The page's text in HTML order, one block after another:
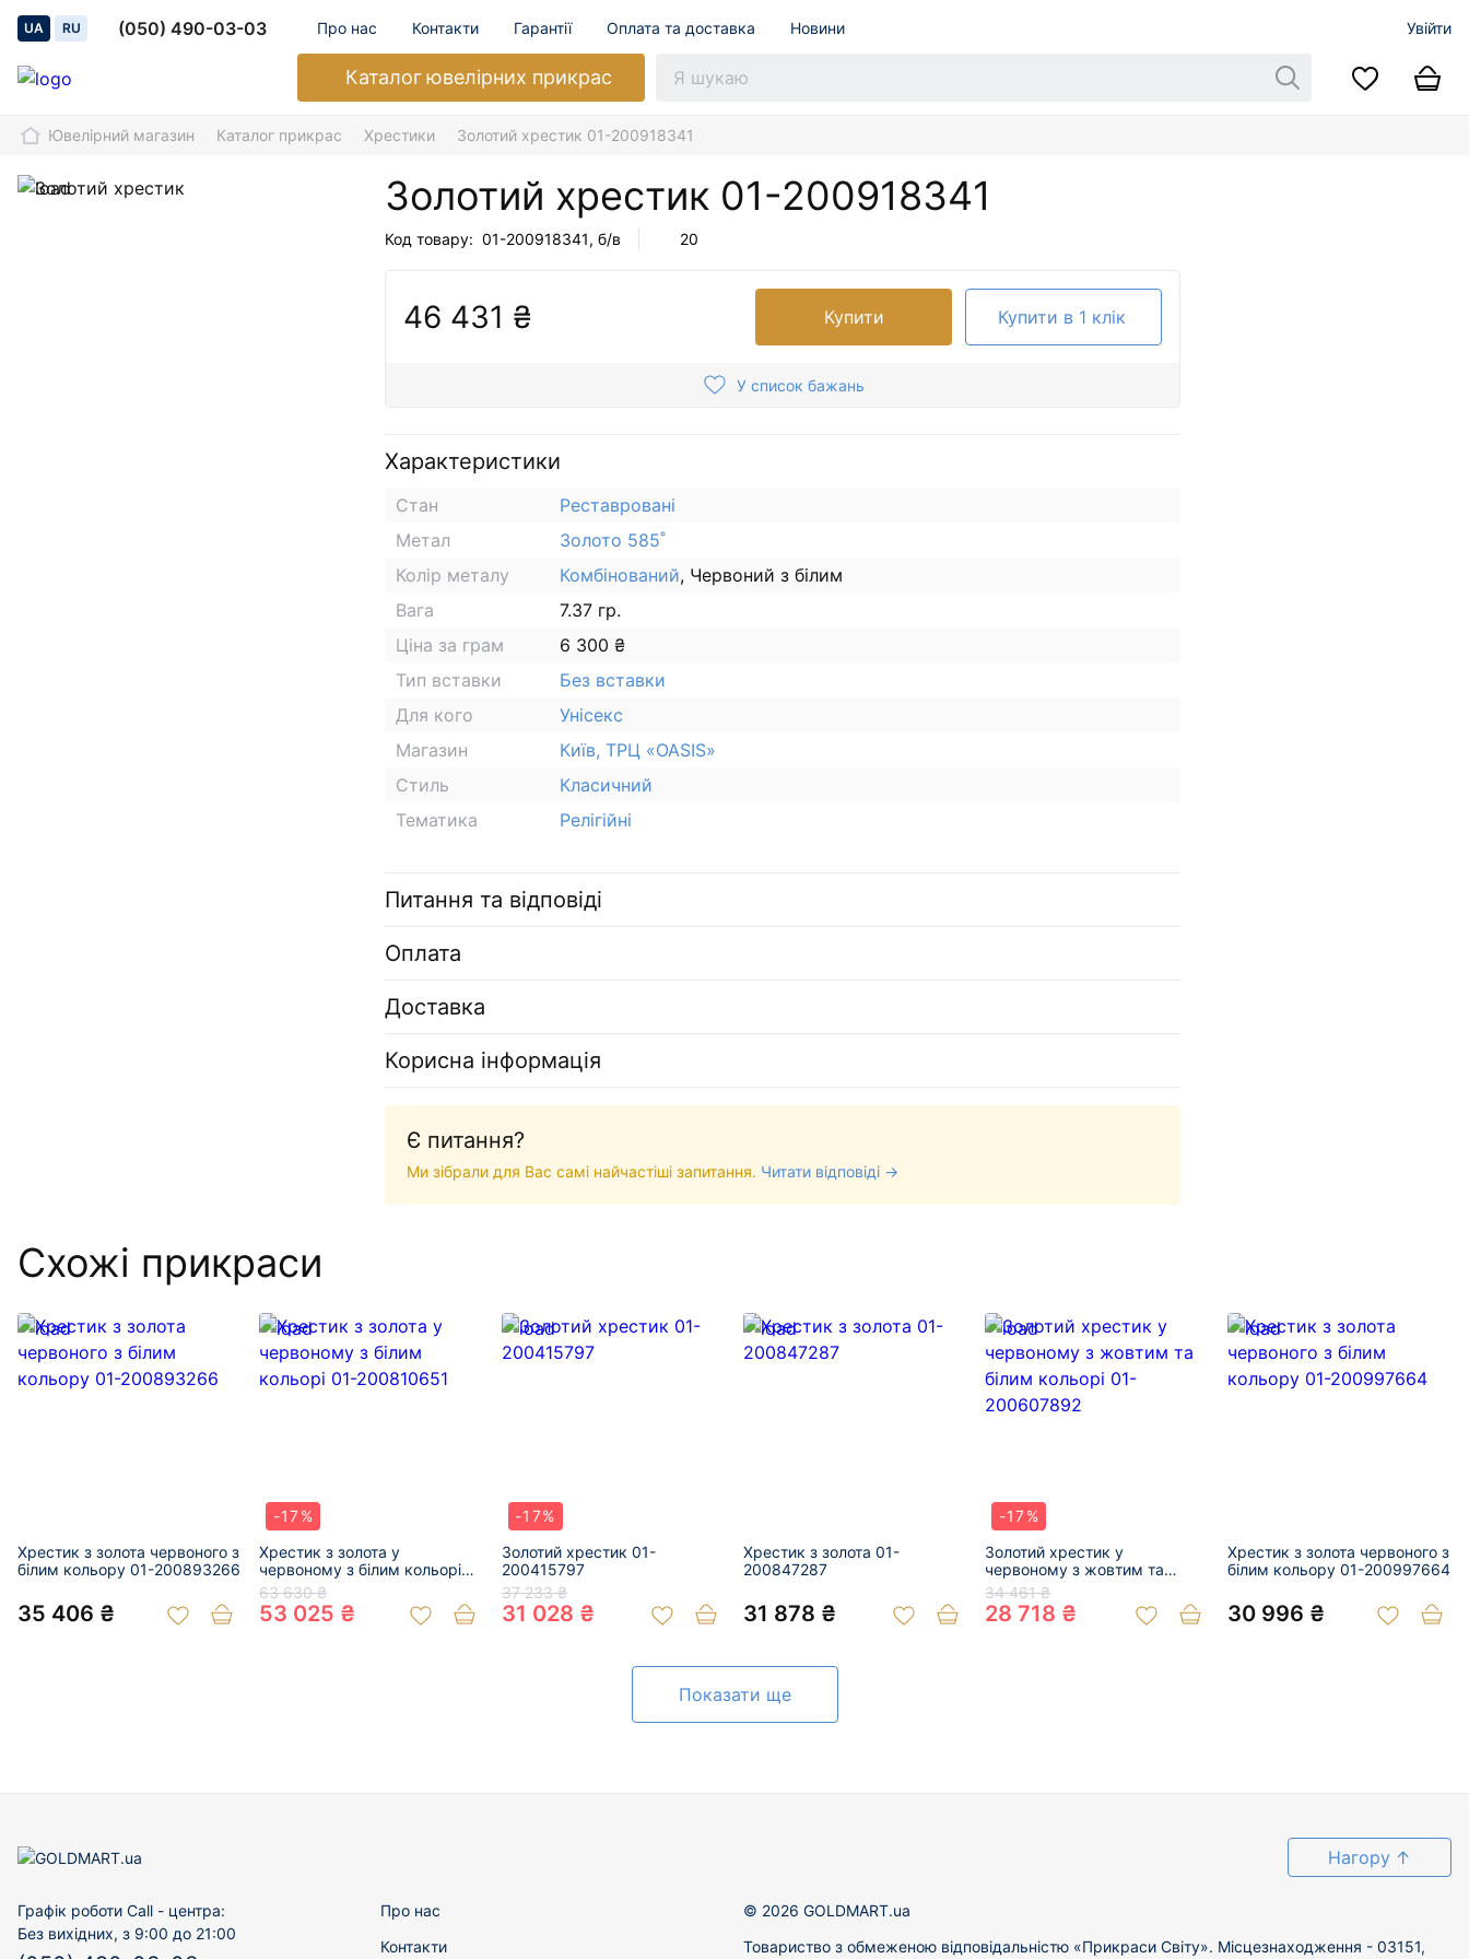
UA RU (050) 490-03-03 Про нас Контакти Гарантії Оплата та доставка Новини Увійти
Каталогювелірних прикрас
Ювелірний магазин Каталог прикрас Хрестики Золотий хрестик 01-200918341
Золотий хрестик 01-200918341
Код товару: 01-200918341, б/в 20
46 431 ₴ Купити Купити в 1 клік
У список бажань
Характеристики
Стан
Реставровані
Метал
Золото 585˚
Колір металу
Комбінований, Червоний з білим
Вага
7.37 гр.
Ціна за грам
6 300 ₴
Тип вставки
Без вставки
Для кого
Унісекс
Магазин
Київ, ТРЦ «OASIS»
Стиль
Класичний
Тематика
Релігійні
Питання та відповіді
Оплата
Доставка
Корисна інформація
Є питання?
Ми зібрали для Вас самі найчастіші запитання. Читати відповіді →
Схожі прикраси
Хрестик з золота червоного з
білим кольору 01-200893266
35 406 ₴
-17%
Хрестик з золота у
червоному з білим кольорі
01-200810651
63 630 ₴
53 025 ₴
-17%
Золотий хрестик 01-
200415797
37 233 ₴
31 028 ₴
Хрестик з золота 01-
200847287
31 878 ₴
-17%
Золотий хрестик у
червоному з жовтим та
білим кольорі 01-200607892
34 461 ₴
28 718 ₴
Хрестик з золота червоного з
білим кольору 01-200997664
30 996 ₴
Показати ще
Нагору ↑
Графік роботи Call - центра:
Без вихідних, з 9:00 до 21:00
Про нас
Контакти
© 2026 GOLDMART.ua
Товариство з обмеженою відповідальністю «Прикраси Світу». Місцезнаходження - 03151,